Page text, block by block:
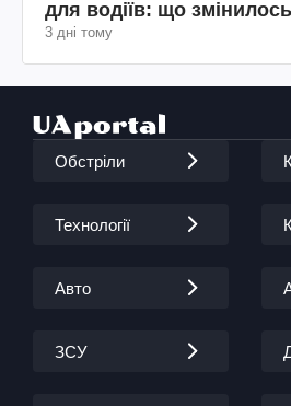
для водіїв: що змінилось
3 дні тому
Обстріли
Технології
Авто
ЗСУ